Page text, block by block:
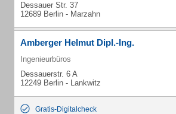
Dessauer Str. 37
12689 Berlin - Marzahn
Amberger Helmut Dipl.-Ing.
Ingenieurbüros
Dessauerstr. 6 A
12249 Berlin - Lankwitz
Gratis-Digitalcheck